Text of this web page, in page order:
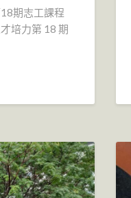
期志工課程
培力第 18 期